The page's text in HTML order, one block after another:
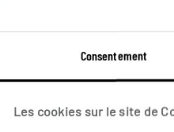
Consentement
Les cookies sur le site de
Finlande